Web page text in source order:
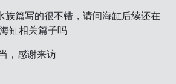
族篇写的很不错，请问海缸后续还在
缸相关篇子吗
，感谢来访